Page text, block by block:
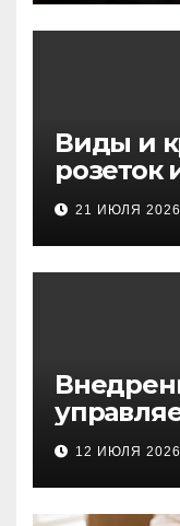
Виды и
розеток
21 ИЮЛЯ 2026
12 ИЮЛЯ 2026